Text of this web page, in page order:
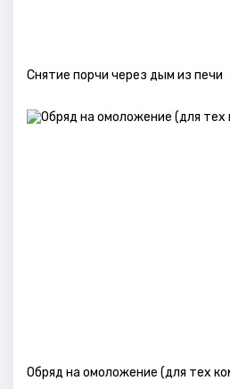
Снятие порчи через дым из печи
Обряд на омоложение (для тех